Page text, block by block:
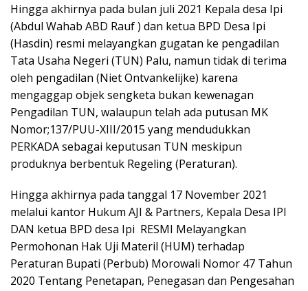
Hingga akhirnya pada bulan juli 2021 Kepala desa Ipi
(Abdul Wahab ABD Rauf ) dan ketua BPD Desa Ipi
(Hasdin) resmi melayangkan gugatan ke pengadilan
Tata Usaha Negeri (TUN) Palu, namun tidak di terima
oleh pengadilan (Niet Ontvankelijke) karena
mengaggap objek sengketa bukan kewenagan
Pengadilan TUN, walaupun telah ada putusan MK
Nomor;137/PUU-XIII/2015 yang mendudukkan
PERKADA sebagai keputusan TUN meskipun
produknya berbentuk Regeling (Peraturan).
Hingga akhirnya pada tanggal 17 November 2021
melalui kantor Hukum AJI & Partners, Kepala Desa IPI
DAN ketua BPD desa Ipi RESMI Melayangkan
Permohonan Hak Uji Materil (HUM) terhadap
Peraturan Bupati (Perbub) Morowali Nomor 47 Tahun
2020 Tentang Penetapan, Penegasan dan Pengesahan